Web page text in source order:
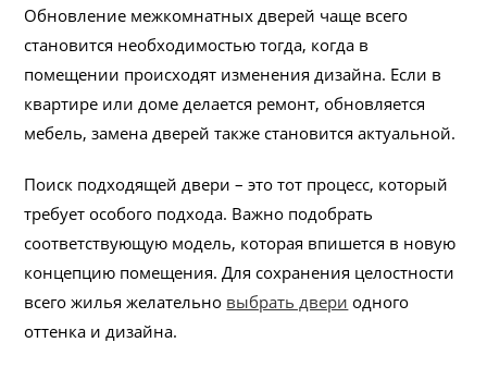
Обновление межкомнатных дверей чаще всего
становится необходимостью тогда, когда в
помещении происходят изменения дизайна. Если в
квартире или доме делается ремонт, обновляется
мебель, замена дверей также становится актуальной.
Поиск подходящей двери – это тот процесс, который
требует особого подхода. Важно подобрать
соответствующую модель, которая впишется в новую
концепцию помещения. Для сохранения целостности
всего жилья желательно выбрать двери одного
оттенка и дизайна.